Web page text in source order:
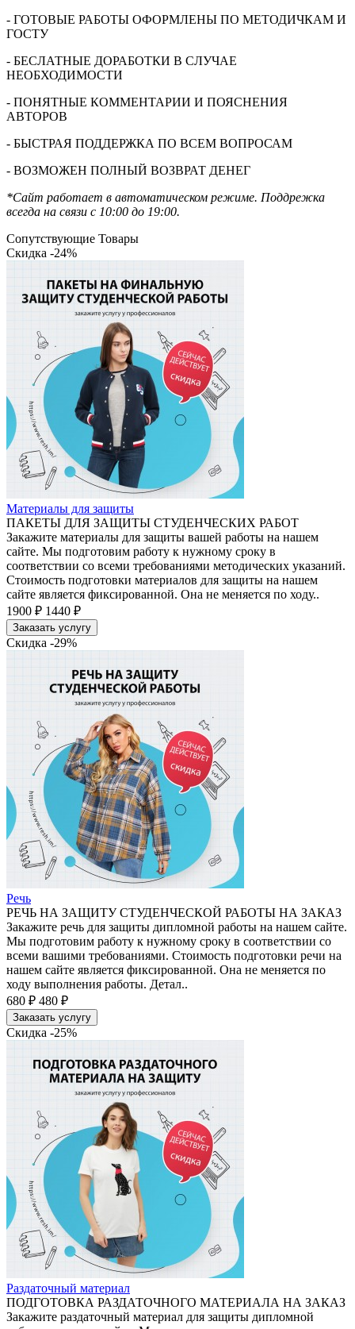
- ГОТОВЫЕ РАБОТЫ ОФОРМЛЕНЫ ПО МЕТОДИЧКАМ И
ГОСТУ
- БЕСЛАТНЫЕ ДОРАБОТКИ В СЛУЧАЕ
НЕОБХОДИМОСТИ
- ПОНЯТНЫЕ КОММЕНТАРИИ И ПОЯСНЕНИЯ
АВТОРОВ
- БЫСТРАЯ ПОДДЕРЖКА ПО ВСЕМ ВОПРОСАМ
- ВОЗМОЖЕН ПОЛНЫЙ ВОЗВРАТ ДЕНЕГ
*Сайт работает в автоматическом режиме. Поддрежка
всегда на связи с 10:00 до 19:00.
Сопутствующие Товары
Скидка -24%
Материалы для защиты
ПАКЕТЫ ДЛЯ ЗАЩИТЫ СТУДЕНЧЕСКИХ РАБОТ
Закажите материалы для защиты вашей работы на нашем
сайте. Мы подготовим работу к нужному сроку в
соответствии со всеми требованиями методических указаний.
Стоимость подготовки материалов для защиты на нашем
сайте является фиксированной. Она не меняется по ходу..
1900 ₽ 1440 ₽
Заказать услугу
Скидка -29%
Речь
РЕЧЬ НА ЗАЩИТУ СТУДЕНЧЕСКОЙ РАБОТЫ НА ЗАКАЗ
Закажите речь для защиты дипломной работы на нашем сайте.
Мы подготовим работу к нужному сроку в соответствии со
всеми вашими требованиями. Стоимость подготовки речи на
нашем сайте является фиксированной. Она не меняется по
ходу выполнения работы. Детал..
680 ₽ 480 ₽
Заказать услугу
Скидка -25%
Раздаточный материал
ПОДГОТОВКА РАЗДАТОЧНОГО МАТЕРИАЛА НА ЗАКАЗ
Закажите раздаточный материал для защиты дипломной